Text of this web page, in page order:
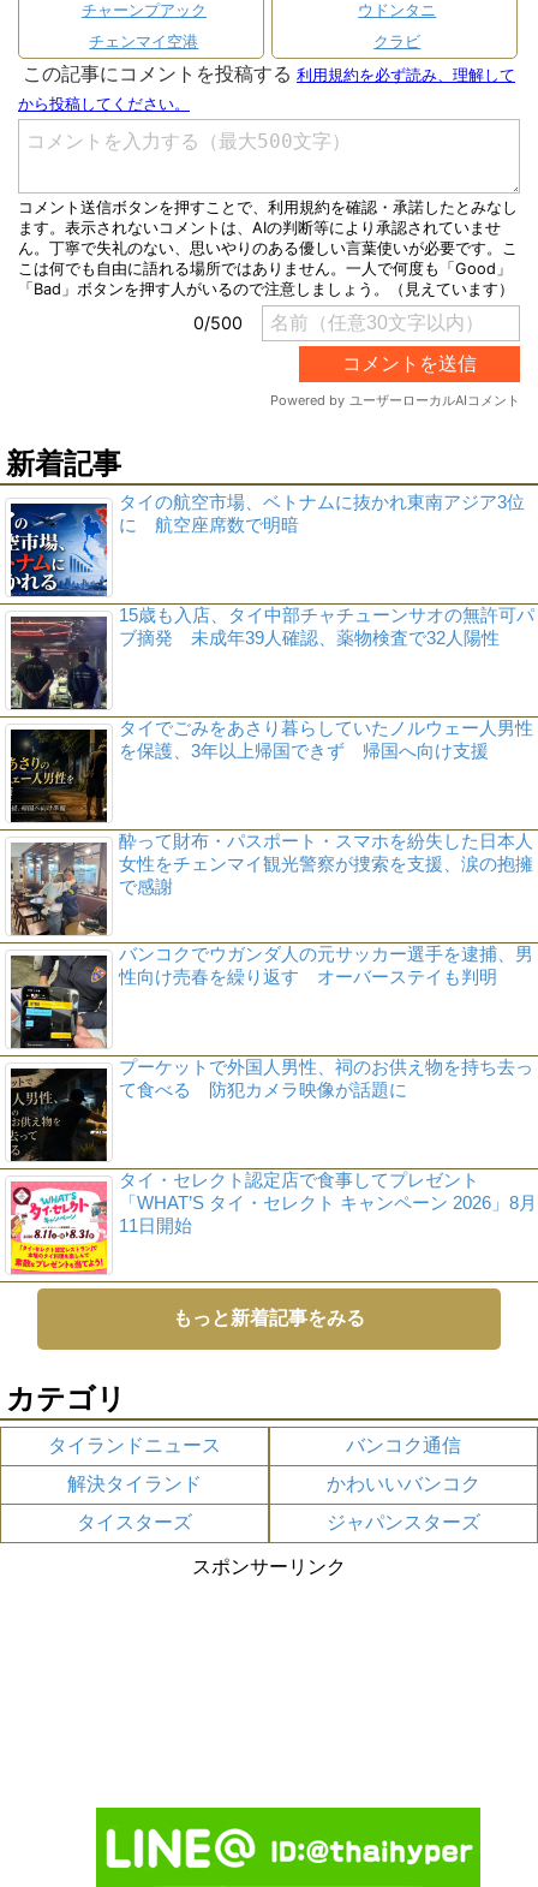
チャーンプアック
チェンマイ空港
ウドンタニ
クラビ
新着記事
タイの航空市場、ベトナムに抜かれ東南アジア3位
に 航空座席数で明暗
15歳も入店、タイ中部チャチューンサオの無許可パ
ブ摘発 未成年39人確認、薬物検査で32人陽性
タイでごみをあさり暮らしていたノルウェー人男性
を保護、3年以上帰国できず 帰国へ向け支援
酔って財布・パスポート・スマホを紛失した日本人
女性をチェンマイ観光警察が捜索を支援、涙の抱擁
で感謝
バンコクでウガンダ人の元サッカー選手を逮捕、男
性向け売春を繰り返す オーバーステイも判明
プーケットで外国人男性、祠のお供え物を持ち去っ
て食べる 防犯カメラ映像が話題に
タイ・セレクト認定店で食事してプレゼント
「WHAT’S タイ・セレクト キャンペーン 2026」8月
11日開始
もっと新着記事をみる
カテゴリ
タイランドニュース
バンコク通信
解決タイランド
かわいいバンコク
タイスターズ
ジャパンスターズ
スポンサーリンク